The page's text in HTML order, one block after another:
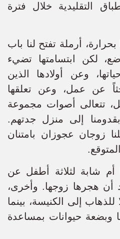
التقليدية خلال فترة
أرملة تفتح لنا باب
لكن ابتسامتها تضيء
وعن أولادها الذين
عن عمل، وعن تعلقها
تتعالى أصوات مجموعة
إلى منزل جدتهم.
زوجان عجوزان بامتنان
أم شابة لثلاثة أطفل عن
هجرها زوجها. وأخرى،
للذهاب إلى الكنيسة، بينما
وبضعة حيوانات بمساعدة